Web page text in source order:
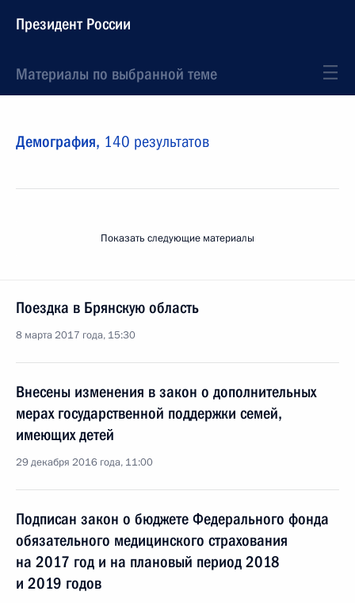
Президент России
Материалы по выбранной теме
Демография, 140 результатов
Показать следующие материалы
Поездка в Брянскую область
8 марта 2017 года, 15:30
Внесены изменения в закон о дополнительных
мерах государственной поддержки семей,
имеющих детей
29 декабря 2016 года, 11:00
Подписан закон о бюджете Федерального фонда
обязательного медицинского страхования
на 2017 год и на плановый период 2018
и 2019 годов